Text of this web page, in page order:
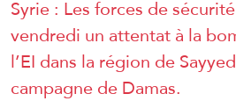
Syrie : Les forces de
vendredi un attentat à la
l’EI dans la région de
campagne de Damas.